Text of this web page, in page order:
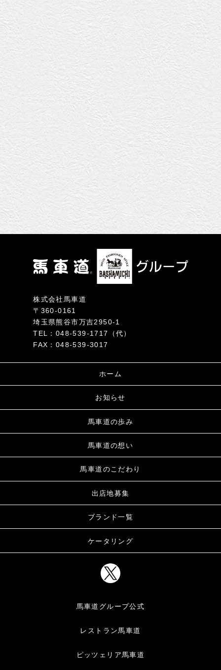
株式会社馬車道
〒360-0161
埼玉県熊谷市万吉2950-1
TEL：048-539-1717（代）
FAX：048-539-3017
ホーム
お知らせ
馬車道の歩み
馬車道の想い
馬車道のこだわり
出店地募集
ブランド一覧
ケータリング
馬車道グループ公式
レストラン馬車道
ピッツェリア馬車道